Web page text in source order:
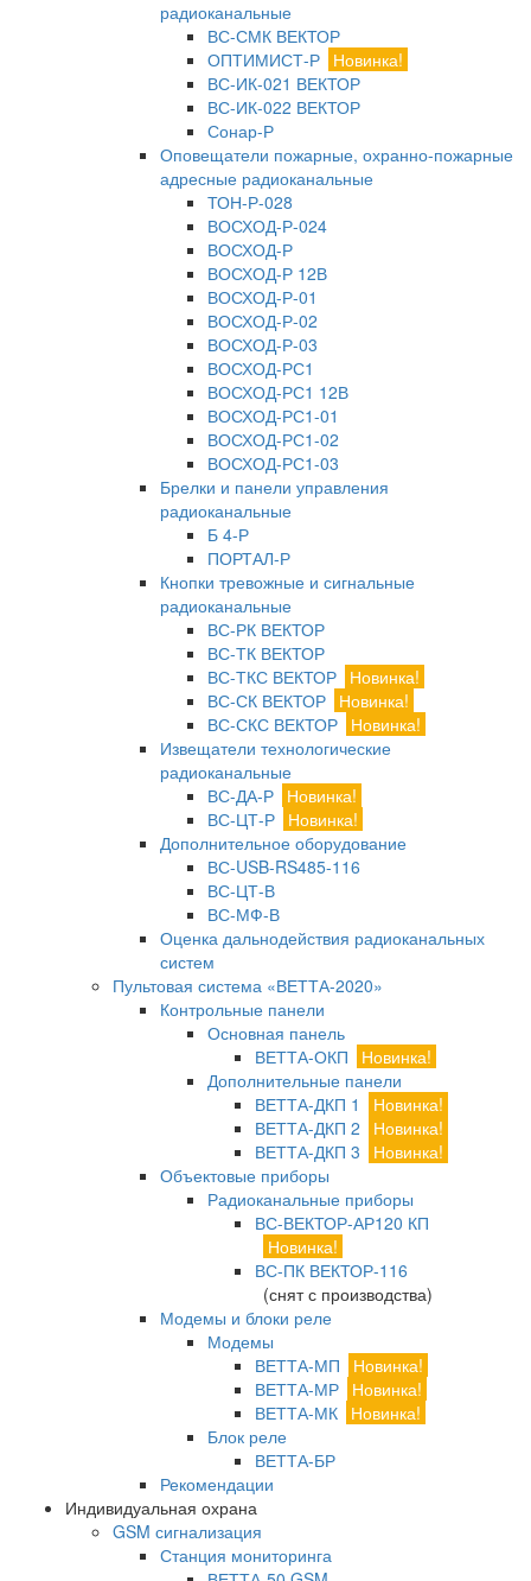
радиоканальные
ВС-СМК ВЕКТОР
ОПТИМИСТ-Р Новинка!
ВС-ИК-021 ВЕКТОР
ВС-ИК-022 ВЕКТОР
Сонар-Р
Оповещатели пожарные, охранно-пожарные
адресные радиоканальные
ТОН-Р-028
ВОСХОД-Р-024
ВОСХОД-Р
ВОСХОД-Р 12В
ВОСХОД-Р-01
ВОСХОД-Р-02
ВОСХОД-Р-03
ВОСХОД-РС1
ВОСХОД-РС1 12В
ВОСХОД-РС1-01
ВОСХОД-РС1-02
ВОСХОД-РС1-03
Брелки и панели управления
радиоканальные
Б 4-Р
ПОРТАЛ-Р
Кнопки тревожные и сигнальные
радиоканальные
ВС-РК ВЕКТОР
ВС-ТК ВЕКТОР
ВС-ТКС ВЕКТОР Новинка!
ВС-СК ВЕКТОР Новинка!
ВС-СКС ВЕКТОР Новинка!
Извещатели технологические
радиоканальные
ВС-ДА-Р Новинка!
ВС-ЦТ-Р Новинка!
Дополнительное оборудование
ВС-USB-RS485-116
ВС-ЦТ-В
ВС-МФ-В
Оценка дальнодействия радиоканальных
систем
Пультовая система «ВЕТТА-2020»
Контрольные панели
Основная панель
ВЕТТА-ОКП
Новинка!
Дополнительные панели
ВЕТТА-ДКП 1
Новинка!
ВЕТТА-ДКП 2
Новинка!
ВЕТТА-ДКП 3
Новинка!
Объектовые приборы
Радиоканальные приборы
ВС-ВЕКТОР-АР120 КП
Новинка!
ВС-ПК ВЕКТОР-116
(снят с производства)
Модемы и блоки реле
Модемы
ВЕТТА-МП
Новинка!
ВЕТТА-МР Новинка!
ВЕТТА-МК Новинка!
Блок реле
ВЕТТА-БР
Рекомендации
Индивидуальная охрана
GSM сигнализация
Станция мониторинга